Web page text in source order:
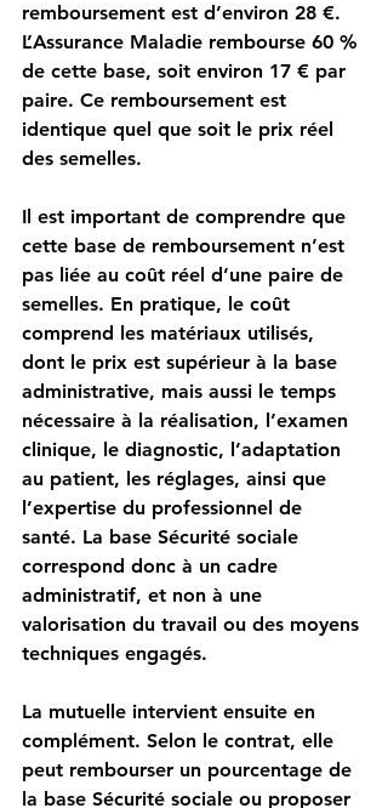
remboursement est d’environ 28 €.
L’Assurance Maladie rembourse 60 %
de cette base, soit environ 17 € par
paire. Ce remboursement est
identique quel que soit le prix réel
des semelles.
Il est important de comprendre que
cette base de remboursement n’est
pas liée au coût réel d’une paire de
semelles. En pratique, le coût
comprend les matériaux utilisés,
dont le prix est supérieur à la base
administrative, mais aussi le temps
nécessaire à la réalisation, l’examen
clinique, le diagnostic, l’adaptation
au patient, les réglages, ainsi que
l’expertise du professionnel de
santé. La base Sécurité sociale
correspond donc à un cadre
administratif, et non à une
valorisation du travail ou des moyens
techniques engagés.
La mutuelle intervient ensuite en
complément. Selon le contrat, elle
peut rembourser un pourcentage de
la base Sécurité sociale ou proposer